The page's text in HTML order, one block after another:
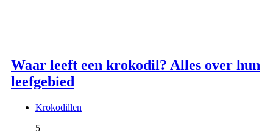
Waar leeft een krokodil? Alles over hun
leefgebied
Krokodillen
5